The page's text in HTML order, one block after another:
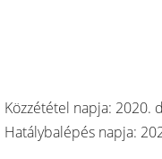
Közzététel napja: 2020.
Hatálybalépés napja: